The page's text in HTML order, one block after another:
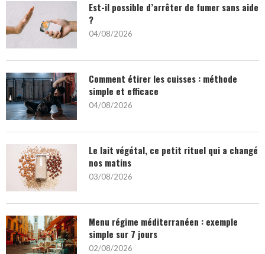
Est-il possible d’arrêter de fumer sans aide
?
04/08/2026
Comment étirer les cuisses : méthode
simple et efficace
04/08/2026
Le lait végétal, ce petit rituel qui a changé
nos matins
03/08/2026
Menu régime méditerranéen : exemple
simple sur 7 jours
02/08/2026